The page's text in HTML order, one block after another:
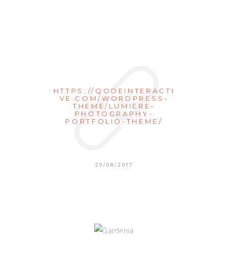
HTTPS://QODEINTERACTI
VE.COM/WORDPRESS-
THEME/LUMIERE-
PHOTOGRAPHY-
PORTFOLIO-THEME/
29/08/2017